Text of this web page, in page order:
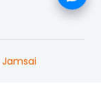
Jamsai